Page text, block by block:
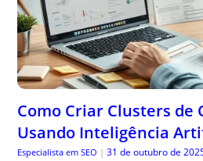
Como Criar Clusters de
Usando Inteligência
Especialista em SEO | 31 de outubro de